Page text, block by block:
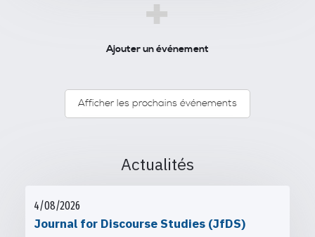
+
Ajouter un événement
Afficher les prochains événements
Actualités
4/08/2026
Journal for Discourse Studies (JfDS)